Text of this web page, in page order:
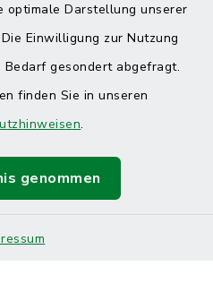
optimale Darstellung unserer
Einwilligung zur Nutzung
gesondert abgefragt.
finden Sie in unseren
.
genommen